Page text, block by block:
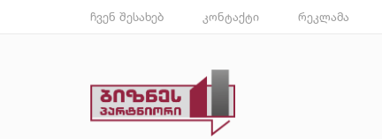
ჩვენ შესახებ კონტაქტი რეკლამა